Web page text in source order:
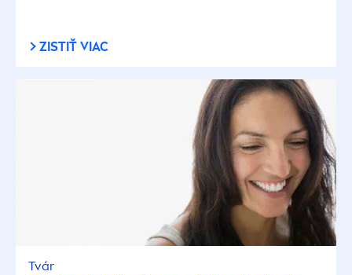
ZISTIŤ VIAC
Tvár